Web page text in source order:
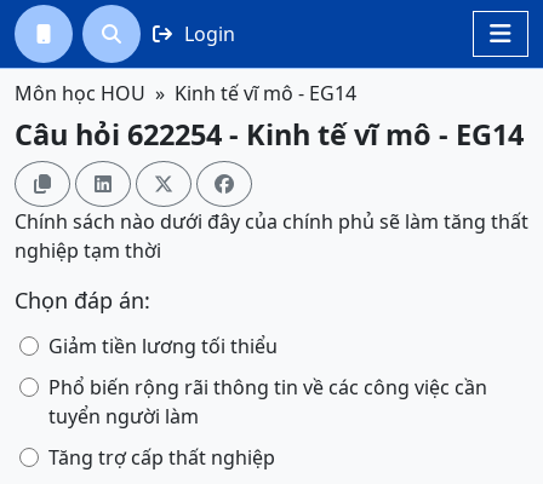

  Login
Môn học HOU Kinh tế vĩ mô - EG14
Câu hỏi 622254 - Kinh tế vĩ mô - EG14
   
Chính sách nào dưới đây của chính phủ sẽ làm tăng thất
nghiệp tạm thời
Chọn đáp án:
Giảm tiền lương tối thiểu
Phổ biến rộng rãi thông tin về các công việc cần
tuyển người làm
Tăng trợ cấp thất nghiệp